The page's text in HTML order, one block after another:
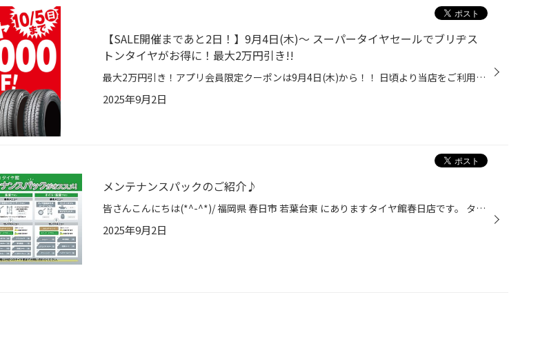
【SALE開催まであと2日！】9月4日(木)～ スーパータイヤセールでブリヂス
トンタイヤがお得に！最大2万円引き!!
最大2万円引き！アプリ会員限定クーポンは9月4日(木)から！！ 日頃より当店をご利用いただき誠にありがとうございます。 今年は過去最も暑い夏となりました。そのような過酷な夏を過ごした愛車への負担もかなり大きいハズ。 秋の行楽シーズンもすぐそこまでやってきますが、その前に！ タイヤ館の愛...
2025年9月2日
メンテナンスパックのご紹介♪
皆さんこんにちは(*^-^*)/ 福岡県 春日市 若葉台東 にありますタイヤ館春日店です。 タイヤ館春日店のHPをご覧いただき 誠にありがとうございます(≧▽≦)♪ 本日ご紹介するのは「メンテナンスパック」です！！ クルマのコンディション維持には日々のメンテナンスが欠かせません。 けれど、「クルマのこ...
2025年9月2日